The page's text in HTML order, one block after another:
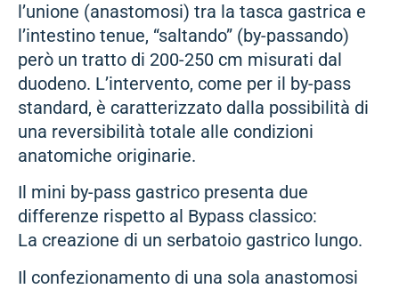
l’unione (anastomosi) tra la tasca gastrica e
l’intestino tenue, “saltando” (by-passando)
però un tratto di 200-250 cm misurati dal
duodeno. L’intervento, come per il by-pass
standard, è caratterizzato dalla possibilità di
una reversibilità totale alle condizioni
anatomiche originarie.
Il mini by-pass gastrico presenta due
differenze rispetto al Bypass classico:
La creazione di un serbatoio gastrico lungo.
Il confezionamento di una sola anastomosi